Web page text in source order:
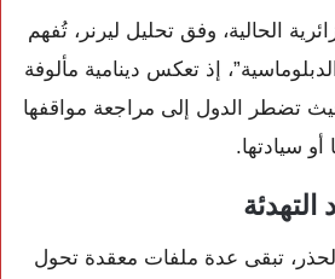
الحالية، وفق تحليل ليرنر، تُفهم
إذ تعكس دينامية مألوفة
تضطر الدول إلى مراجعة مواقفها
سيادتها.
تبقى عدة ملفات معقدة تحول